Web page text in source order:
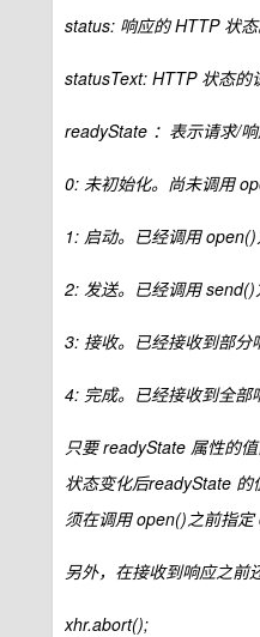
status: 响应的 HTTP 状态
statusText: HTTP 状态的
readyState ：表示请求/
0: 未初始化。尚未调用
1: 启动。已经调用
2: 发送。已经调用 send()
3: 接收。已经接收到部分
4: 完成。已经接收到全部
只要 readyState 属性的
状态变化后readyState
须在调用 open()之前指定
另外，在接收到响应之前
xhr.abort();